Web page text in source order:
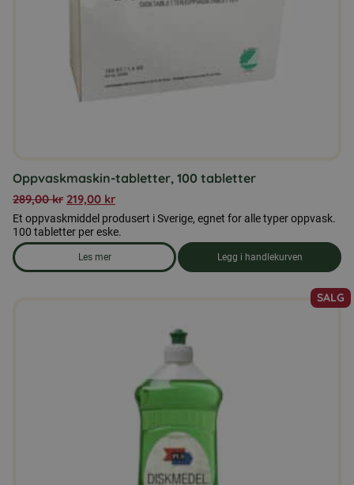
Oppvaskmaskin-tabletter, 100 tabletter
289,00kr 219,00 kr
Et oppvaskmiddel produsert i Sverige, egnet for alle typer oppvask.
100 tabletter per eske.
Les mer
om produkten Oppvaskmaskin-tabletter, 100 tabletter
Legg i handlekurven
SALG